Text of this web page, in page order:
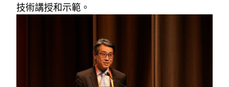
技術講授和示範。